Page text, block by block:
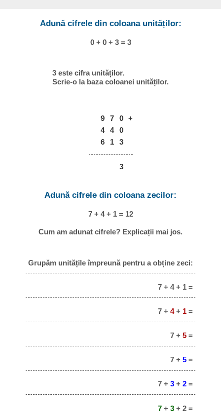
Adună cifrele din coloana unităților:
0 + 0 + 3 = 3
3 este cifra unităților.
Scrie-o la baza coloanei unităților.
9 7 0
+
4
4
0
6
1 3
3
Adună cifrele din coloana zecilor:
7 + 4 + 1 = 12
Cum am adunat cifrele? Explicații mai jos.
Grupăm unitățile împreună pentru a obține zeci:
7 + 4 + 1 =
7 + 4+ 1 =
7 + 5 =
7 + 5 =
7 + 3 + 2 =
7 + 3 + 2 =